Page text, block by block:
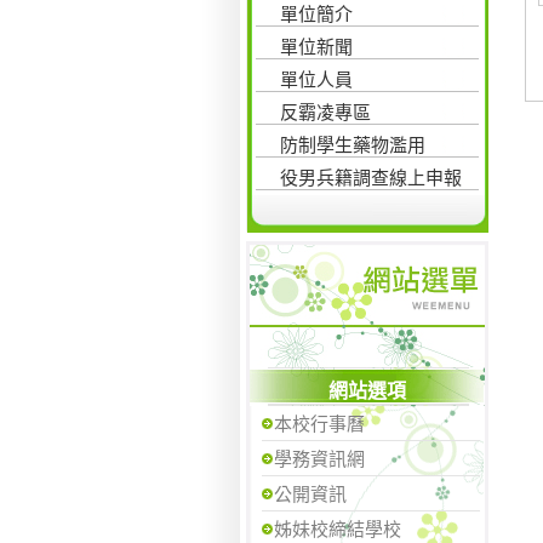
單位簡介
單位新聞
單位人員
反霸凌專區
防制學生藥物濫用
役男兵籍調查線上申報
網站選項
本校行事曆
學務資訊網
公開資訊
姊妹校締結學校